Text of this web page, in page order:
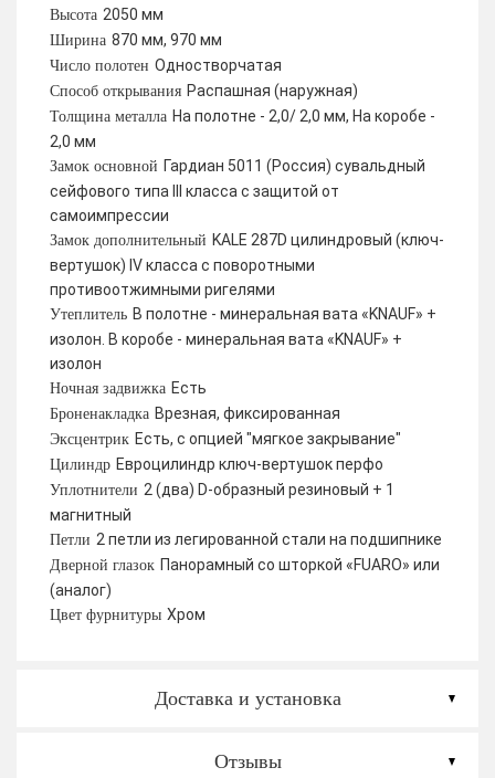
Высота 2050 мм
Ширина 870 мм, 970 мм
Число полотен Одностворчатая
Способ открывания Распашная (наружная)
Толщина металла На полотне - 2,0/ 2,0 мм, На коробе -
2,0 мм
Замок основной Гардиан 5011 (Россия) сувальдный
сейфового типа III класса с защитой от
самоимпрессии
Замок дополнительный KALE 287D цилиндровый (ключ-
вертушок) IV класса с поворотными
противоотжимными ригелями
Утеплитель В полотне - минеральная вата «KNAUF» +
изолон. В коробе - минеральная вата «KNAUF» +
изолон
Ночная задвижка Есть
Броненакладка Врезная, фиксированная
Эксцентрик Есть, с опцией "мягкое закрывание"
Цилиндр Евроцилиндр ключ-вертушок перфо
Уплотнители 2 (два) D-образный резиновый + 1
магнитный
Петли 2 петли из легированной стали на подшипнике
Дверной глазок Панорамный со шторкой «FUARO» или
(аналог)
Цвет фурнитуры Хром
Доставка и установка
Отзывы